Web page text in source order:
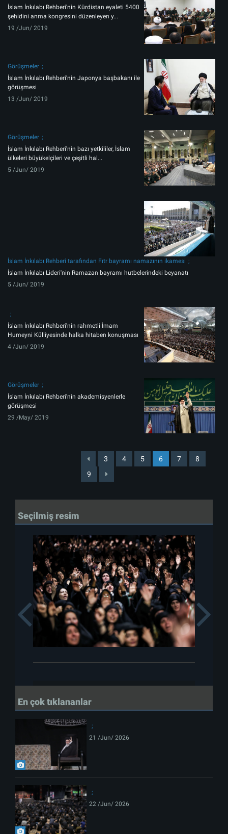
İslam İnkılabı Rehberi'nin Kürdistan eyaleti 5400
şehidini anma kongresini düzenleyen y...
19 /Jun/ 2019
Görüşmeler
İslam İnkılabı Rehberi'nin Japonya başbakanı ile
görüşmesi
13 /Jun/ 2019
Görüşmeler
İslam İnkılabı Rehberi'nin bazı yetkililer, İslam
ülkeleri büyükelçileri ve çeşitli hal...
5 /Jun/ 2019
İslam İnkılabı Rehberi tarafından Fıtr bayramı namazının ikamesi
İslam İnkılabı Lideri'nin Ramazan bayramı hutbelerindeki beyanatı
5 /Jun/ 2019
İslam İnkılabı Rehberi'nin rahmetli İmam
Humeyni Külliyesinde halka hitaben konuşması
4 /Jun/ 2019
Görüşmeler
İslam İnkılabı Rehberi'nin akademisyenlerle
görüşmesi
29 /May/ 2019
3 4 5 6 7
8
9
Seçilmiş resim
Previous
En çok tıklananlar
21 /Jun/ 2026
22 /Jun/ 2026